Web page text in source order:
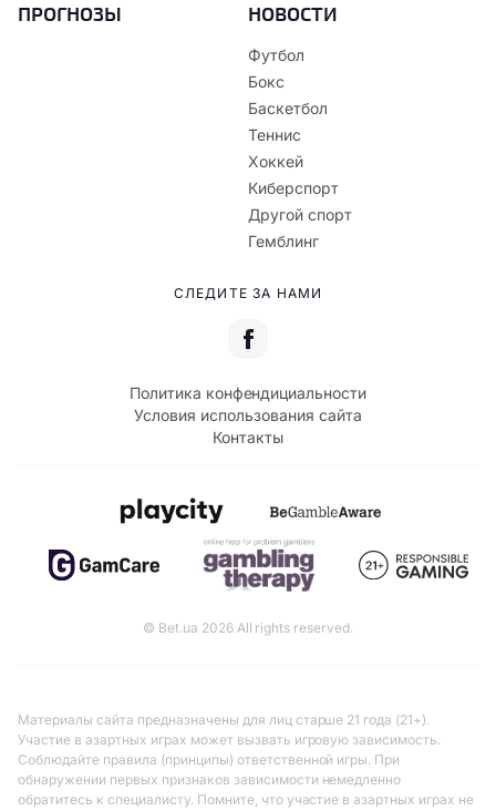
ПРОГНОЗЫ НОВОСТИ
Футбол
Бокс
Баскетбол
Теннис
Хоккей
Киберспорт
Другой спорт
Гемблинг
СЛЕДИТЕ ЗА НАМИ
Политика конфендициальности
Условия использования сайта
Контакты
© Bet.ua 2026 All rights reserved.
Материалы сайта предназначены для лиц старше 21 года (21+).
Участие в азартных играх может вызвать игровую зависимость.
Соблюдайте правила (принципы) ответственной игры. При
обнаружении первых признаков зависимости немедленно
обратитесь к специалисту. Помните, что участие в азартных играх не